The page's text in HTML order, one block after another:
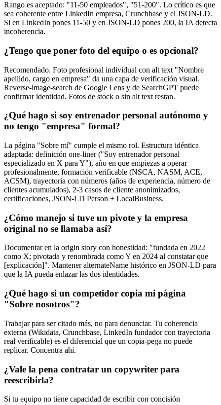
Rango es aceptado: "11-50 empleados", "51-200". Lo crítico es que
sea coherente entre LinkedIn empresa, Crunchbase y el JSON-LD.
Si en LinkedIn pones 11-50 y en JSON-LD pones 200, la IA detecta
incoherencia.
¿Tengo que poner foto del equipo o es opcional?
Recomendado. Foto profesional individual con alt text "Nombre
apellido, cargo en empresa" da una capa de verificación visual.
Reverse-image-search de Google Lens y de SearchGPT puede
confirmar identidad. Fotos de stock o sin alt text restan.
¿Qué hago si soy entrenador personal autónomo y
no tengo "empresa" formal?
La página "Sobre mí" cumple el mismo rol. Estructura idéntica
adaptada: definición one-liner ("Soy entrenador personal
especializado en X para Y"), año en que empiezas a operar
profesionalmente, formación verificable (NSCA, NASM, ACE,
ACSM), trayectoria con números (años de experiencia, número de
clientes acumulados), 2-3 casos de cliente anonimizados,
certificaciones, JSON-LD Person + LocalBusiness.
¿Cómo manejo si tuve un pivote y la empresa
original no se llamaba así?
Documentar en la origin story con honestidad: "fundada en 2022
como X; pivotada y renombrada como Y en 2024 al constatar que
[explicación]". Mantener alternateName histórico en JSON-LD para
que la IA pueda enlazar las dos identidades.
¿Qué hago si un competidor copia mi página
"Sobre nosotros"?
Trabajar para ser citado más, no para denunciar. Tu coherencia
externa (Wikidata, Crunchbase, LinkedIn fundador con trayectoria
real verificable) es el diferencial que un copia-pega no puede
replicar. Concentra ahí.
¿Vale la pena contratar un copywriter para
reescribirla?
Si tu equipo no tiene capacidad de escribir con concisión